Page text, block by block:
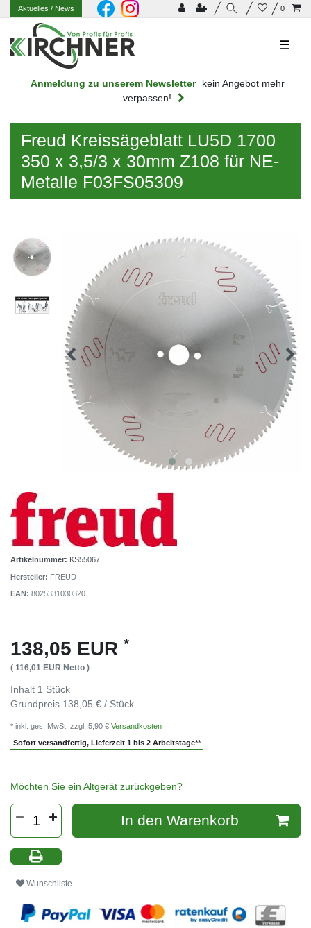
0
Aktuelles/ News
☰
Anmeldung zu unserem Newsletter
kein Angebot mehr
verpassen!
Freud Kreissägeblatt LU5D 1700
350 x 3,5/3 x 30mm Z108 für NE-
Metalle F03FS05309
Artikelnummer: KS55067
Hersteller: FREUD
EAN: 8025331030320
138,05 EUR *
( 116,01 EUR Netto )
Inhalt 1 Stück
Grundpreis 138,05 € / Stück
* inkl. ges. MwSt. zzgl. 5,90 € Versandkosten
Sofort versandfertig, Lieferzeit 1 bis 2 Arbeitstage**
Möchten Sie ein Altgerät zurückgeben?
In den Warenkorb
Wunschliste